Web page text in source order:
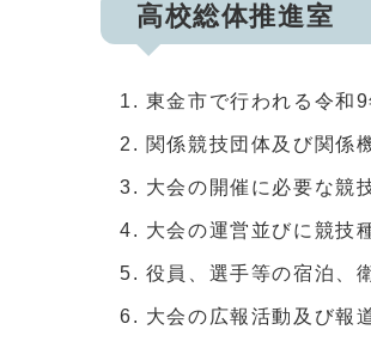
高校総体推進室
東金市で行われる令和
関係競技団体及び関係
大会の開催に必要な競
大会の運営並びに競技
役員、選手等の宿泊、
大会の広報活動及び報